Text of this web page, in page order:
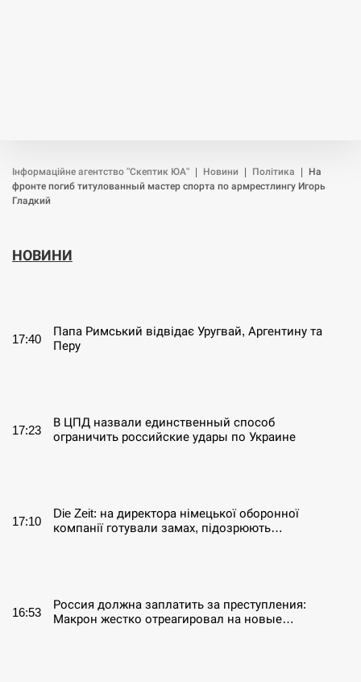
Інформаційне агентство "Скептик ЮА" Новини Політика
На
фронте погиб титулованный мастер спорта по армрестлингу Игорь
Гладкий
НОВИНИ
17:40
Папа Римський відвідає Уругвай, Аргентину та
Перу
17:23
В ЦПД назвали единственный способ
ограничить российские удары по Украине
17:10
Die Zeit: на директора німецької оборонної
компанії готували замах, підозрюють…
16:53
Россия должна заплатить за преступления:
Макрон жестко отреагировал на новые…